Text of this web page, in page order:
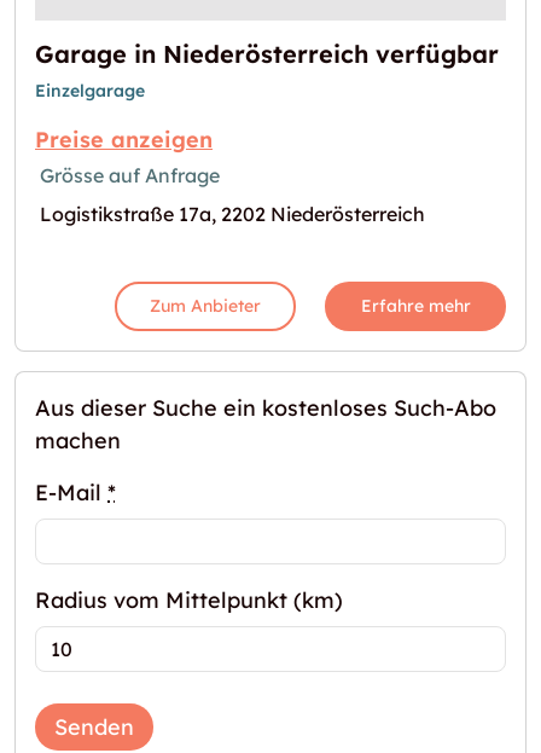
Garage in Niederösterreich verfügbar
Einzelgarage
Preise anzeigen
Grösse auf Anfrage
Logistikstraße 17a, 2202 Niederösterreich
Zum Anbieter Erfahre mehr
Aus dieser Suche ein kostenloses Such-Abo
machen
E-Mail *
Radius vom Mittelpunkt (km)
Senden